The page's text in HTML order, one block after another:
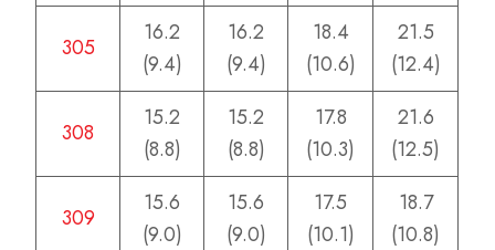
305
16.2
(9.4)
16.2
(9.4)
18.4
(10.6)
21.5
(12.4)
308
15.2
(8.8)
15.2
(8.8)
17.8
(10.3)
21.6
(12.5)
309
15.6
(9.0)
15.6
(9.0)
17.5
(10.1)
18.7
(10.8)